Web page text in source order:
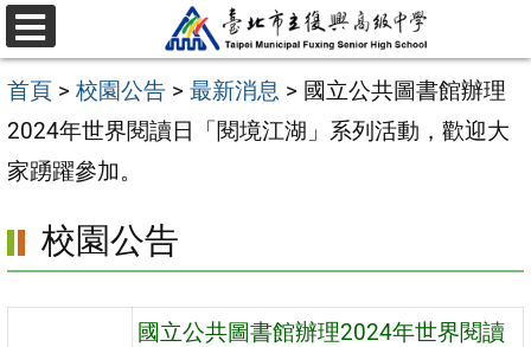
跳
至
主
要
內
區
選
單
首頁 > 校園公告 > 最新消息 > 國立公共圖書館辦理
2024年世界閱讀日「閱境江湖」系列活動，歡迎大
家踴躍參加。
校園公告
國立公共圖書館辦理2024年世界閱讀